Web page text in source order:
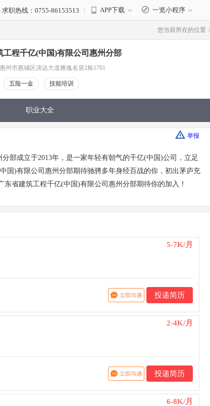
职热线：0755-86153513 | APP下载 一览小程序
您当前所在的位置：
工程千亿(中国)有限公司惠州分部
州市惠城区演达大道雅逸名居2栋1701
五险一金 技能培训
职业大全
部成立于2013年，是一家年轻有朝气的千亿(中国)公司，立足
国)有限公司惠州分部期待驰骋多年身经百战的你，初出茅庐充
省建筑工程千亿(中国)有限公司惠州分部期待你的加入！
举报
5-7K/月
投递简历
2-4K/月
投递简历
6-8K/月